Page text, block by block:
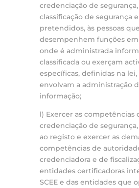
credenciação de
classificação de segurança
pretendidos, às pessoas que
desempenhem funções em
onde é administrada
classificada ou exerçam
específicas, definidas na lei,
envolvam a administração
informação;
l) Exercer as competências
credenciação de
ao registo e exercer as
competências de
credenciadora e de
entidades certificadoras
SCEE e das entidades que